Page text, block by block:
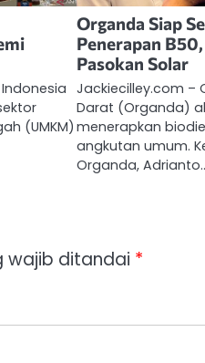
(UMKM)
Organda Siap
Penerapan
Pasokan Solar
Jackiecilley.com –
Darat (Organda)
menerapkan
angkutan umum.
Organda,
wajib ditandai *